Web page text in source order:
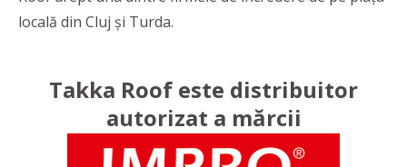
locală din Cluj și Turda.
Takka Roof este distribuitor
autorizat a mărcii